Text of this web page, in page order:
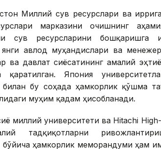
Миллий сув ресурслари ва
марказини очишнинг
сув ресурсларини бошқаришга
авлод муҳандислари ва
ва давлат сиёсатининг амалий
қаратилган. Япония
бу соҳада ҳамкорлик қўшма
муҳим қадам ҳисобланади.
миллий университети ва Hitachi
тадқиқотларни
ҳамкорлик меморандуми ҳам